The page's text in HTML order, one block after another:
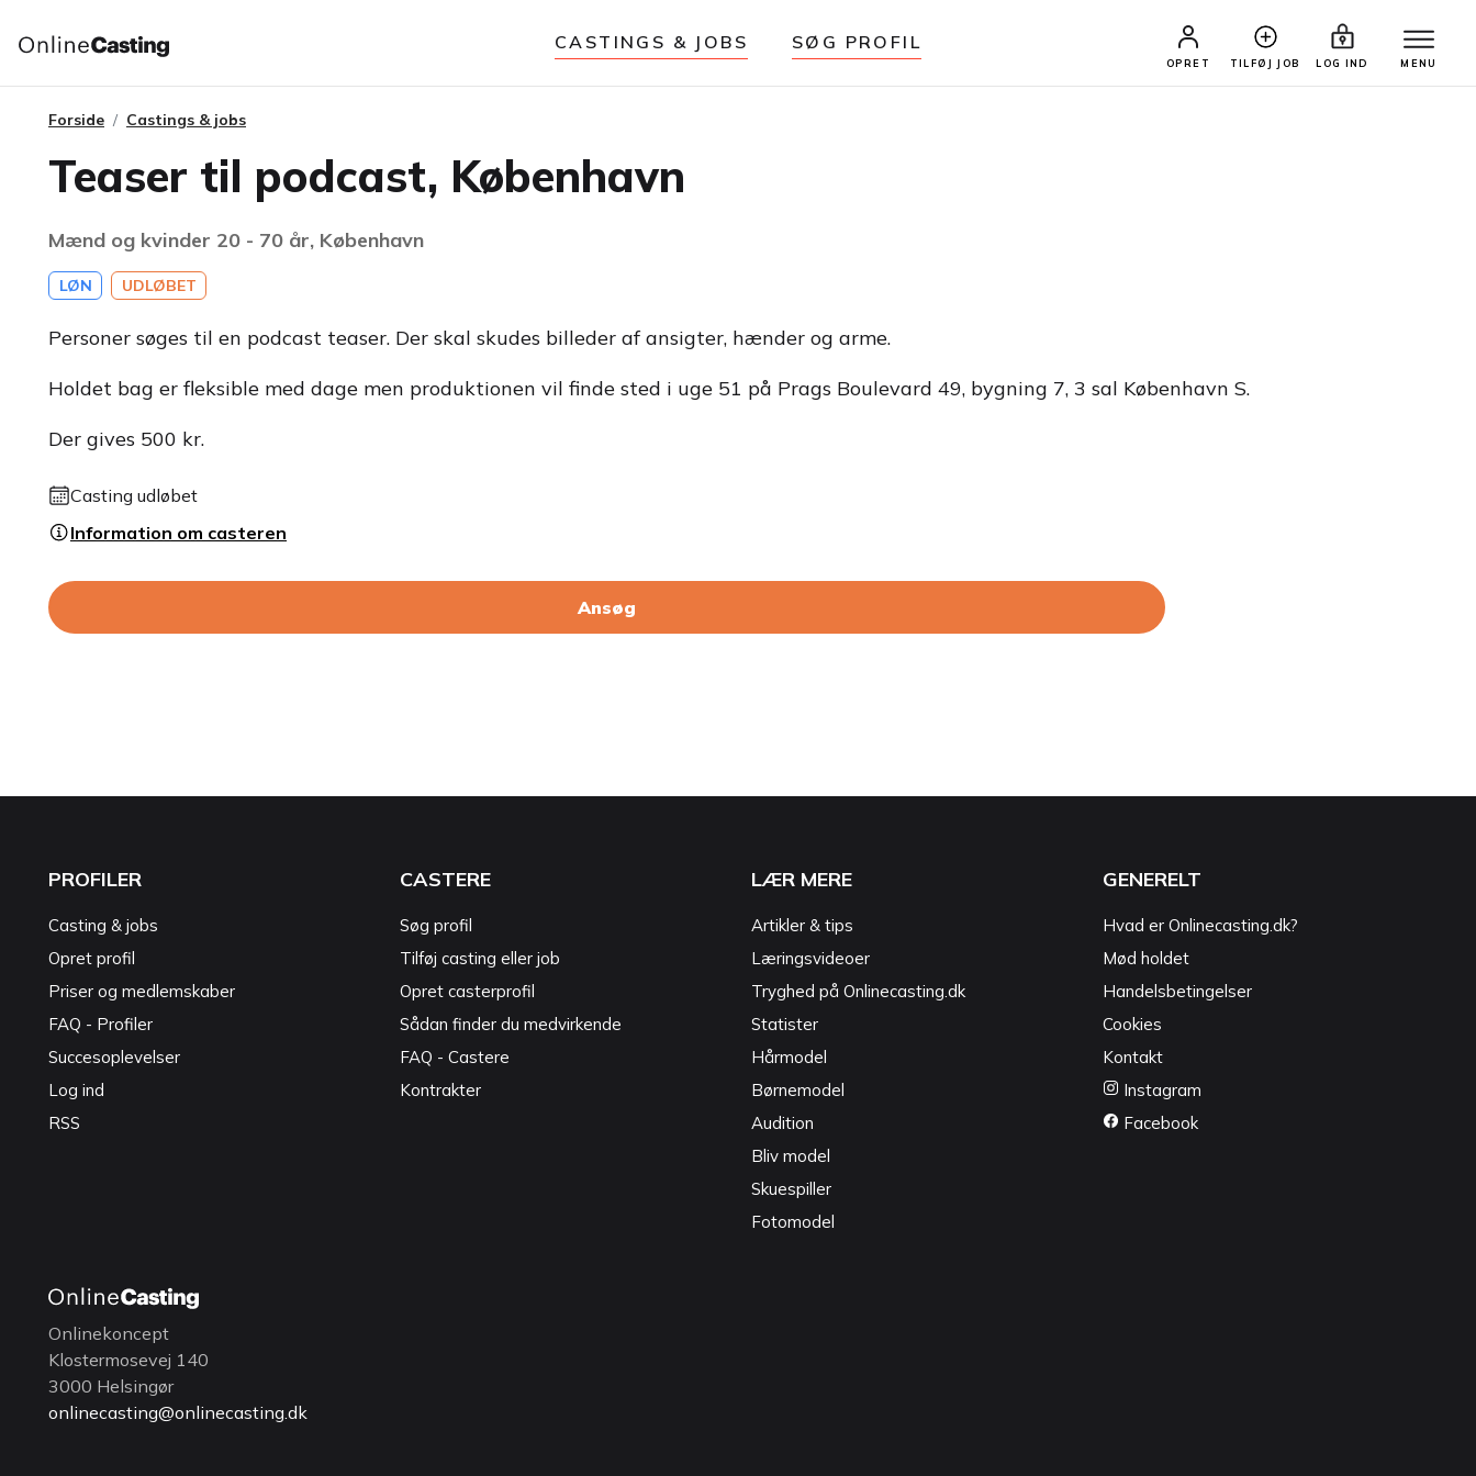
CASTINGS & JOBS SØG PROFIL
OPRET TILFØJ JOB LOG IND MENU
Forside Castings & jobs
Teaser til podcast, København
Mænd og kvinder 20 - 70 år, København
LØN UDLØBET
Personer søges til en podcast teaser. Der skal skudes billeder af ansigter, hænder og arme.
Holdet bag er fleksible med dage men produktionen vil finde sted i uge 51 på Prags Boulevard 49, bygning 7, 3 sal København S.
Der gives 500 kr.
Casting udløbet
Information om casteren
Ansøg
PROFILER
Casting & jobs
Opret profil
Priser og medlemskaber
FAQ - Profiler
Succesoplevelser
Log ind
RSS
CASTERE
Søg profil
Tilføj casting eller job
Opret casterprofil
Sådan finder du medvirkende
FAQ - Castere
Kontrakter
LÆR MERE
Artikler & tips
Læringsvideoer
Tryghed på Onlinecasting.dk
Statister
Hårmodel
Børnemodel
Audition
Bliv model
Skuespiller
Fotomodel
GENERELT
Hvad er Onlinecasting.dk?
Mød holdet
Handelsbetingelser
Cookies
Kontakt
Instagram
Facebook
Onlinekoncept
Klostermosevej 140
3000 Helsingør
onlinecasting@onlinecasting.dk